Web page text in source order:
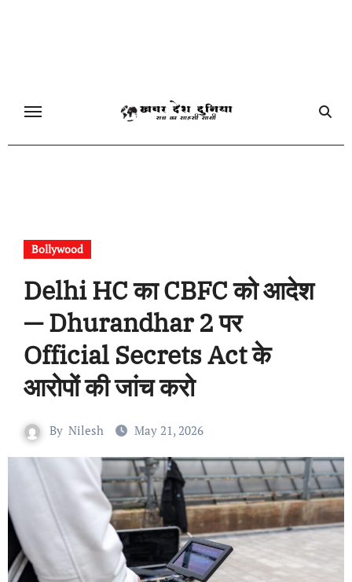
Bollywood
Delhi HC का CBFC को आदेश
— Dhurandhar 2 पर
Official Secrets Act के
आरोपों की जांच करो
By Nilesh May 21, 2026